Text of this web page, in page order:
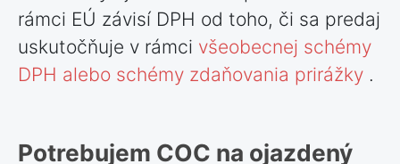
rámci EÚ závisí DPH od toho, či sa predaj
uskutočňuje v rámci všeobecnej schémy
DPH alebo schémy zdaňovania prirážky .
Potrebujem COC na ojazdený